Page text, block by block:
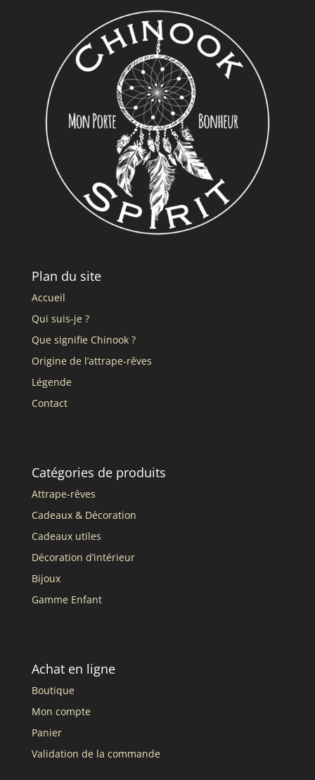
Plan du site
Accueil
Qui suis-je ?
Que signifie Chinook ?
Origine de l’attrape-rêves
Légende
Contact
Catégories de produits
Attrape-rêves
Cadeaux & Décoration
Cadeaux utiles
Décoration d’intérieur
Bijoux
Gamme Enfant
Achat en ligne
Boutique
Mon compte
Panier
Validation de la commande